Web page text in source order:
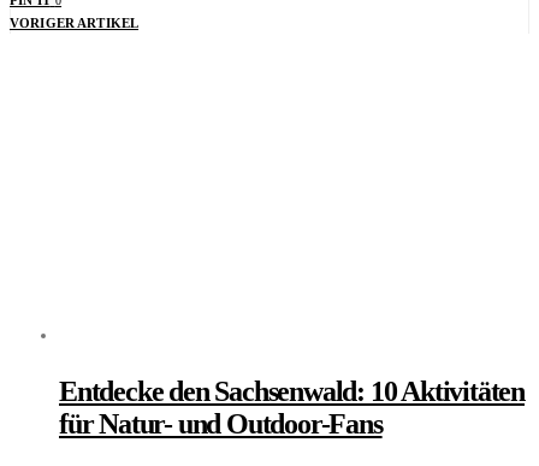
Entdecke den Sachsenwald: 10 Aktivitäten
für Natur- und Outdoor-Fans
VORIGER ARTIKEL